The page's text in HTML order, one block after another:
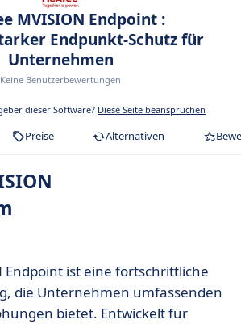
MVISION Endpoint :
Endpunkt-Schutz für
Unternehmen
Keine Benutzerbewertungen
dieser Software? Diese Seite beanspruchen
Preise Alternativen
Endpoint ist eine fortschrittliche
die Unternehmen umfassenden
bietet. Entwickelt für